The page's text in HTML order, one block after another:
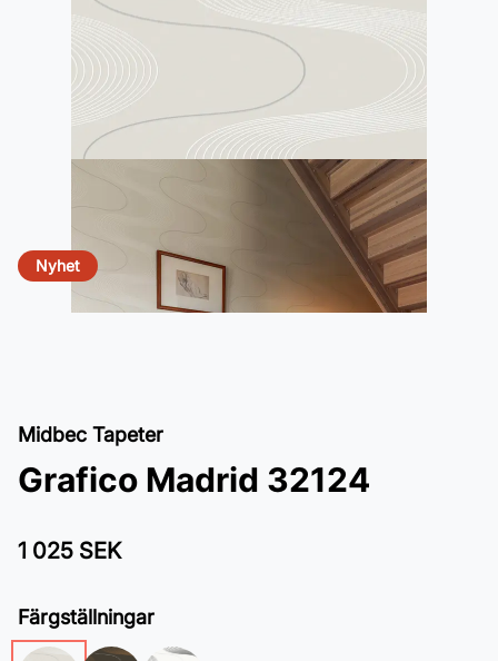
Nyhet
Midbec Tapeter
Grafico Madrid 32124
1 025 SEK
Färgställningar